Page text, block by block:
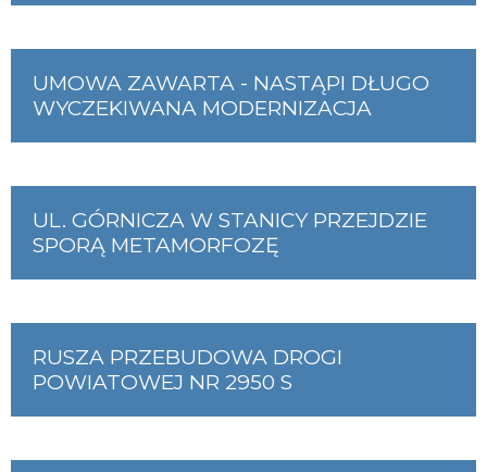
UMOWA ZAWARTA - NASTĄPI DŁUGO
WYCZEKIWANA MODERNIZACJA
UL. GÓRNICZA W STANICY PRZEJDZIE
SPORĄ METAMORFOZĘ
RUSZA PRZEBUDOWA DROGI
POWIATOWEJ NR 2950 S